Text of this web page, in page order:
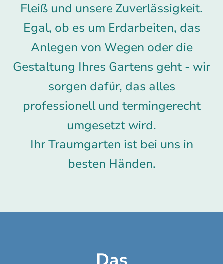
Fleiß und unsere Zuverlässigkeit.
Egal, ob es um Erdarbeiten, das
Anlegen von Wegen oder die
Gestaltung Ihres Gartens geht - wir
sorgen dafür, das alles
professionell und termingerecht
umgesetzt wird.
Ihr Traumgarten ist bei uns in
besten Händen.